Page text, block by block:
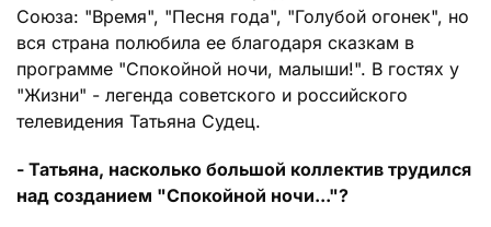
Союза: "Время", "Песня года", "Голубой огонек", но
вся страна полюбила ее благодаря сказкам в
программе "Спокойной ночи, малыши!". В гостях у
"Жизни" - легенда советского и российского
телевидения Татьяна Судец.
- Татьяна, насколько большой коллектив трудился
над созданием "Спокойной ночи..."?